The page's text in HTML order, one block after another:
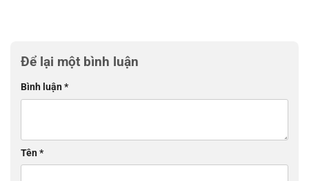
Để lại một bình luận
Bình luận*
Tên*